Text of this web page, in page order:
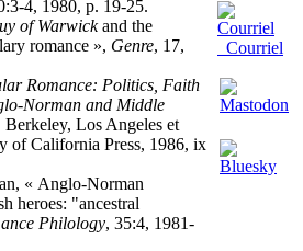
4, 1980, p. 19-25.
of Warwickand the
romance », Genre, 17,
Romance: Politics, Faith
Norman and Middle
Berkeley, Los Angeles et
of California Press, 1986, ix
« Anglo-Norman
heroes: "ancestral
Philology, 35:4, 1981-
Courriel